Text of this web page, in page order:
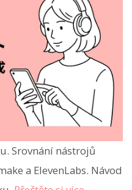
Srovnání nástrojů
a ElevenLabs. Návod